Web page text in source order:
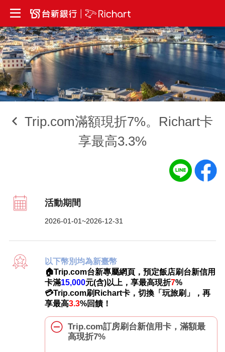
Trip.com滿額現折7%。Richart卡
享最高3.3%
活動期間
2026-01-01~2026-12-31
以下幣別均為新臺幣
🏠Trip.com台新專屬網頁，預定飯店刷台新信用
卡滿15,000元(含)以上，享最高現折7%
💳Trip.com刷Richart卡，切換「玩旅刷」，再
享最高3.3%回饋！
Trip.com訂房刷台新信用卡，滿額最
高現折7%